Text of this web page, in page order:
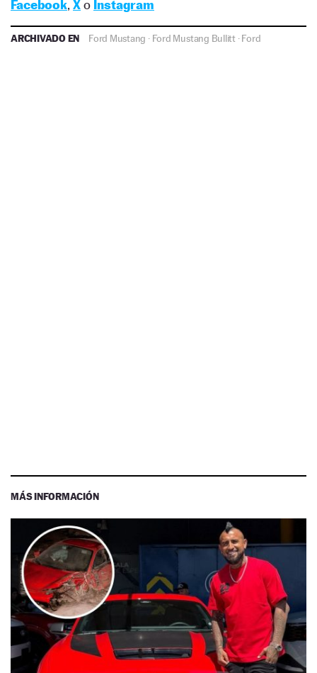
Facebook, Xo Instagram
ARCHIVADO EN Ford Mustang · Ford Mustang Bullitt·Ford
MÁS INFORMACIÓN